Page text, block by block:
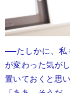
──たしかに、私
が変わった気が
置いておくと思